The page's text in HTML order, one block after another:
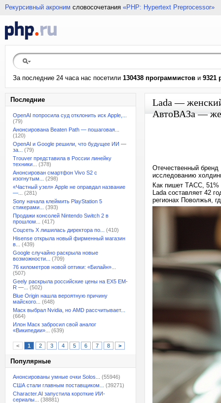
Рекурсивный акроним словосочетания «PHP: Hypertext Preprocessor»
За последние 24 часа нас посетили 130438 программистов и 9321
Последние
OpenAI попросила суд отклонить иск Apple,...
(79)
Анонсирована Beaten Path — пошаговая...
(120)
OpenAI и Google решили, что будущее ИИ —
за...
(79)
Trouver представила в России линейку
техники...
(378)
Анонсирован смартфон Vivo S2 с
изогнутым...
(298)
«Частный узел» Apple не оправдал название
—...
(281)
Sony начала клеймить PlayStation 5
стикерами...
(393)
Продажи консолей Nintendo Switch 2 в
прошлом...
(417)
Соцсеть X лишилась директора по...
(410)
Hisense открыла новый фирменный магазин
в...
(439)
Google случайно раскрыла новые
возможности...
(709)
76 километров новой оптики: «Билайн»...
(507)
Geely раскрыла российские цены на EX5 EM-
R —...
(502)
Blue Origin нашла вероятную причину
майского...
(648)
Маск выбрал Nvidia, но AMD рассчитывает...
(664)
Илон Маск забросил свой аналог
«Википедии»...
(639)
< 1 2 3 4 5 6 7 8 >
Популярные
Анонсированы умные очки Solos...
(55946)
США стали главным поставщиком...
(39271)
Character.AI запустила короткие ИИ-
сериалы...
(38881)
Lada —
АвтоВАЗа —
Отечественный
исследованию
Как пишет ТАСС, 51%
Lada составляет 42
регионах Поволжья,